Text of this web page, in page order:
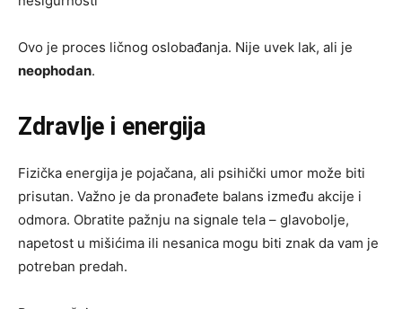
Ovo je proces ličnog oslobađanja. Nije uvek lak, ali je
neophodan.
Zdravlje i energija
Fizička energija je pojačana, ali psihički umor može biti
prisutan. Važno je da pronađete balans između akcije i
odmora. Obratite pažnju na signale tela – glavobolje,
napetost u mišićima ili nesanica mogu biti znak da vam je
potreban predah.